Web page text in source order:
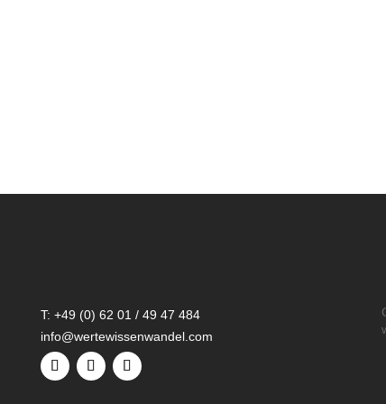
T: +49 (0) 62 01 / 49 47 484
info@wertewissenwandel.com